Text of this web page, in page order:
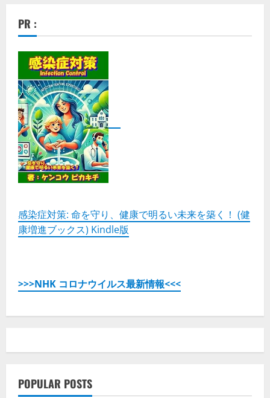
PR :
感染症対策: 命を守り、健康で明るい未来を築く！ (健
康増進ブックス) Kindle版
>>>NHK コロナウイルス最新情報<<<
POPULAR POSTS